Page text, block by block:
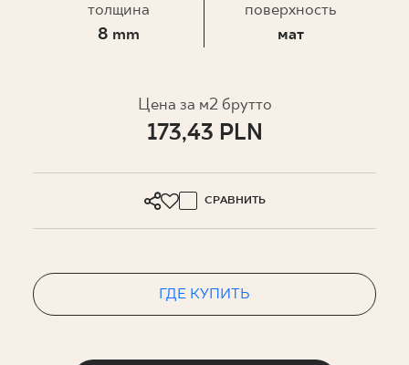
EN SK DE UK
толщина
8 mm
поверхность
мат
Цена за м2 брутто
173,43 PLN
СРАВНИТЬ
ГДЕ КУПИТЬ